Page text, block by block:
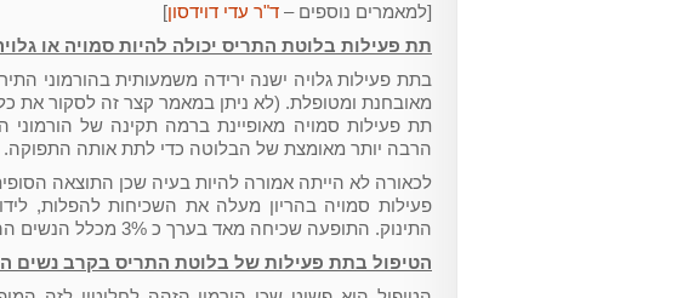
[למאמרים נוספים – ד"ר עדי דוידסון]
תת פעילות בלוטת התריס יכולה להיות סמויה או
בתת פעילות גלויה ישנה ירידה משמעותית בהורמוני
מאובחנת ומטופלת. (לא ניתן במאמר קצר זה לסקור את
הרבה יותר מאומצת של הבלוטה כדי לתת אותה התפוקה.
לכאורה לא הייתה אמורה להיות בעיה שכן התוצאה
התינוק. התופעה שכיחה מאד בערך כ 3% מכלל הנשים ההרות.
הטיפול בתת פעילות של בלוטת התריס בקרב נשים